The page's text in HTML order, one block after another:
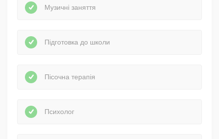
Музичні заняття
Підготовка до школи
Пісочна терапія
Психолог